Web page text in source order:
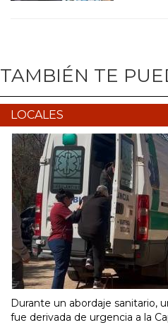
TAMBIÉN TE
LOCALES
Durante un abordaje sanitario,
fue derivada de urgencia a la